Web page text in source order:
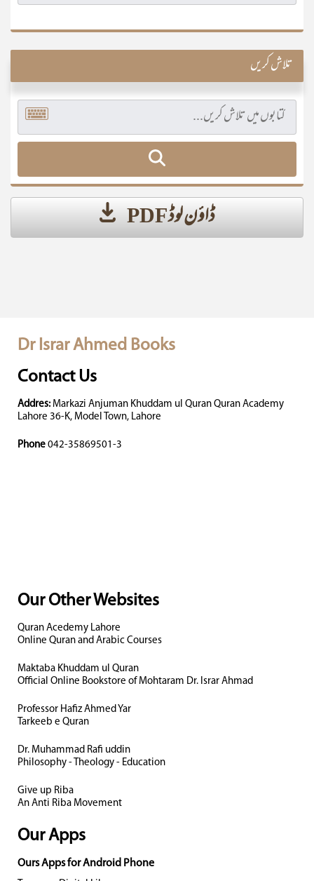
تلاش کریں
ڈاؤن لوڈ PDF
Dr Israr Ahmed Books
Contact Us
Addres: Markazi Anjuman Khuddam ul Quran Quran Academy
Lahore 36-K, Model Town, Lahore
Phone 042-35869501-3
Our Other Websites
Quran Acedemy Lahore
Online Quran and Arabic Courses
Maktaba Khuddam ul Quran
Official Online Bookstore of Mohtaram Dr. Israr Ahmad
Professor Hafiz Ahmed Yar
Tarkeeb e Quran
Dr. Muhammad Rafi uddin
Philosophy - Theology - Education
Give up Riba
An Anti Riba Movement
Our Apps
Ours Apps for Android Phone